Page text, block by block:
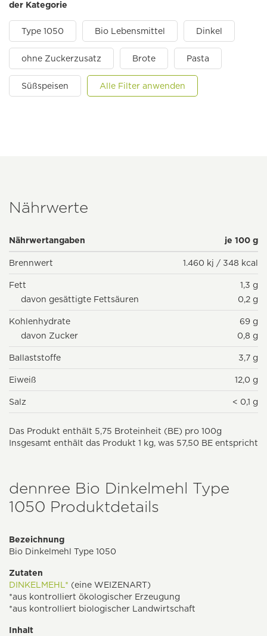
der Kategorie
Type 1050 Bio Lebensmittel Dinkel
ohne Zuckerzusatz Brote Pasta
Süßspeisen Alle Filter anwenden
Nährwerte
Nährwertangaben je 100 g
Brennwert 1.460 kj / 348 kcal
Fett
1,3 g
davon gesättigte Fettsäuren
0,2 g
Kohlenhydrate
69 g
davon Zucker
0,8 g
Ballaststoffe 3,7 g
Eiweiß 12,0 g
Salz < 0,1 g
Das Produkt enthält 5,75 Broteinheit (BE) pro 100g
Insgesamt enthält das Produkt 1 kg, was 57,50 BE entspricht
dennree Bio Dinkelmehl Type
1050 Produktdetails
Bezeichnung
Bio Dinkelmehl Type 1050
Zutaten
DINKELMEHL* (eine WEIZENART)
*aus kontrolliert ökologischer Erzeugung
*aus kontrolliert biologischer Landwirtschaft
Inhalt